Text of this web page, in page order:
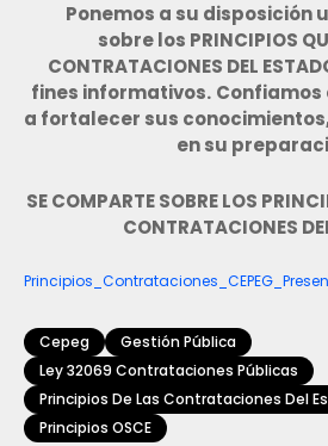
Ponemos a su disposición
sobre los PRINCIPIOS
CONTRATACIONES DEL
fines informativos.
a fortalecer sus
en su
SE COMPARTE SOBRE LOS
CONTRATACIONES
Cepeg
Gestión Pública
Ley 32069 Contrataciones Públicas
Principios De Las Contrataciones Del
Principios OSCE